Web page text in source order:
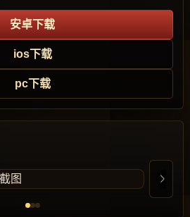
安卓下载
ios下载
pc下载